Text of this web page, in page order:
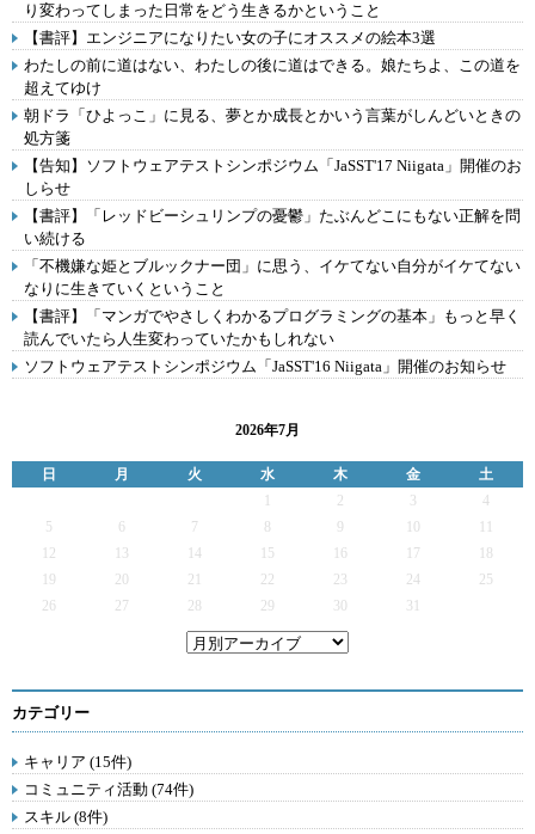
り変わってしまった日常をどう生きるかということ
【書評】エンジニアになりたい女の子にオススメの絵本3選
わたしの前に道はない、わたしの後に道はできる。娘たちよ、この道を
超えてゆけ
朝ドラ「ひよっこ」に見る、夢とか成長とかいう言葉がしんどいときの
処方箋
【告知】ソフトウェアテストシンポジウム「JaSST'17 Niigata」開催のお
しらせ
【書評】「レッドビーシュリンプの憂鬱」たぶんどこにもない正解を問
い続ける
「不機嫌な姫とブルックナー団」に思う、イケてない自分がイケてない
なりに生きていくということ
【書評】「マンガでやさしくわかるプログラミングの基本」もっと早く
読んでいたら人生変わっていたかもしれない
ソフトウェアテストシンポジウム「JaSST'16 Niigata」開催のお知らせ
2026年7月
日 月 火 水 木 金
土
2 3
4
5
6 7 9
12
13 14 15 16 17
19
20 21 22 23 24
25
26
27 28 29 30 31
カテゴリー
キャリア (15件)
コミュニティ活動 (74件)
スキル (8件)